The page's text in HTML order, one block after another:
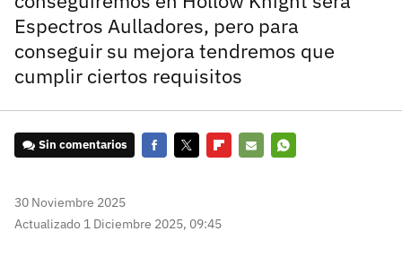
Espectros Aulladores, pero para
conseguir su mejora tendremos que
cumplir ciertos requisitos
Sin comentarios
30 Noviembre 2025
Actualizado 1 Diciembre 2025, 09:45